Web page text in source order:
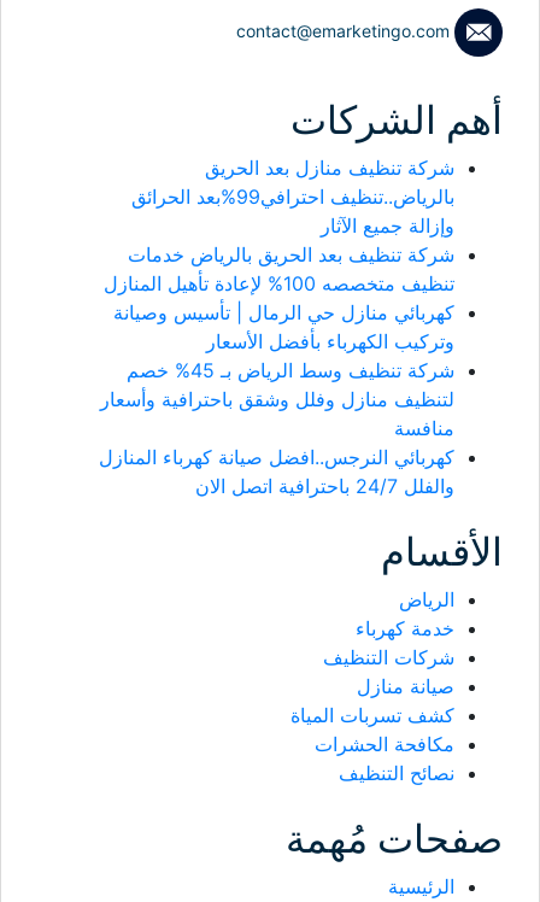
contact@emarketingo.com
أهم الشركات
شركة تنظيف منازل بعد الحريق
بالرياض..تنظيف احترافي99%بعد الحرائق
وإزالة جميع الآثار
شركة تنظيف بعد الحريق بالرياض خدمات
تنظيف متخصصه 100% لإعادة تأهيل المنازل
كهربائي منازل حي الرمال | تأسيس وصيانة
وتركيب الكهرباء بأفضل الأسعار
شركة تنظيف وسط الرياض بـ 45% خصم
لتنظيف منازل وفلل وشقق باحترافية وأسعار
منافسة
كهربائي النرجس..افضل صيانة كهرباء المنازل
والفلل 24/7 باحترافية اتصل الان
الأقسام
الرياض
خدمة كهرباء
شركات التنظيف
صيانة منازل
كشف تسربات المياة
مكافحة الحشرات
نصائح التنظيف
صفحات مُهمة
الرئيسية